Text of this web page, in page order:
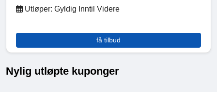
Utløper: Gyldig Inntil Videre
få tilbud
Nylig utløpte kuponger